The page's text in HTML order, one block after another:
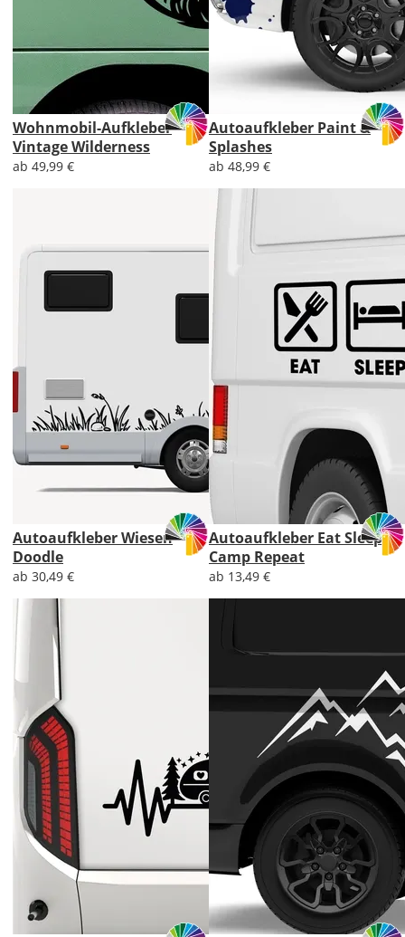
Wohnmobil-Aufkleber
Vintage Wilderness
ab 49,99 €
Autoaufkleber Paint &
Splashes
ab 48,99 €
Autoaufkleber Wiesen
Doodle
ab 30,49 €
Autoaufkleber Eat Sleep
Camp Repeat
ab 13,49 €